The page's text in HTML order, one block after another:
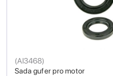
Sada gufer pro motor
(AI3468)